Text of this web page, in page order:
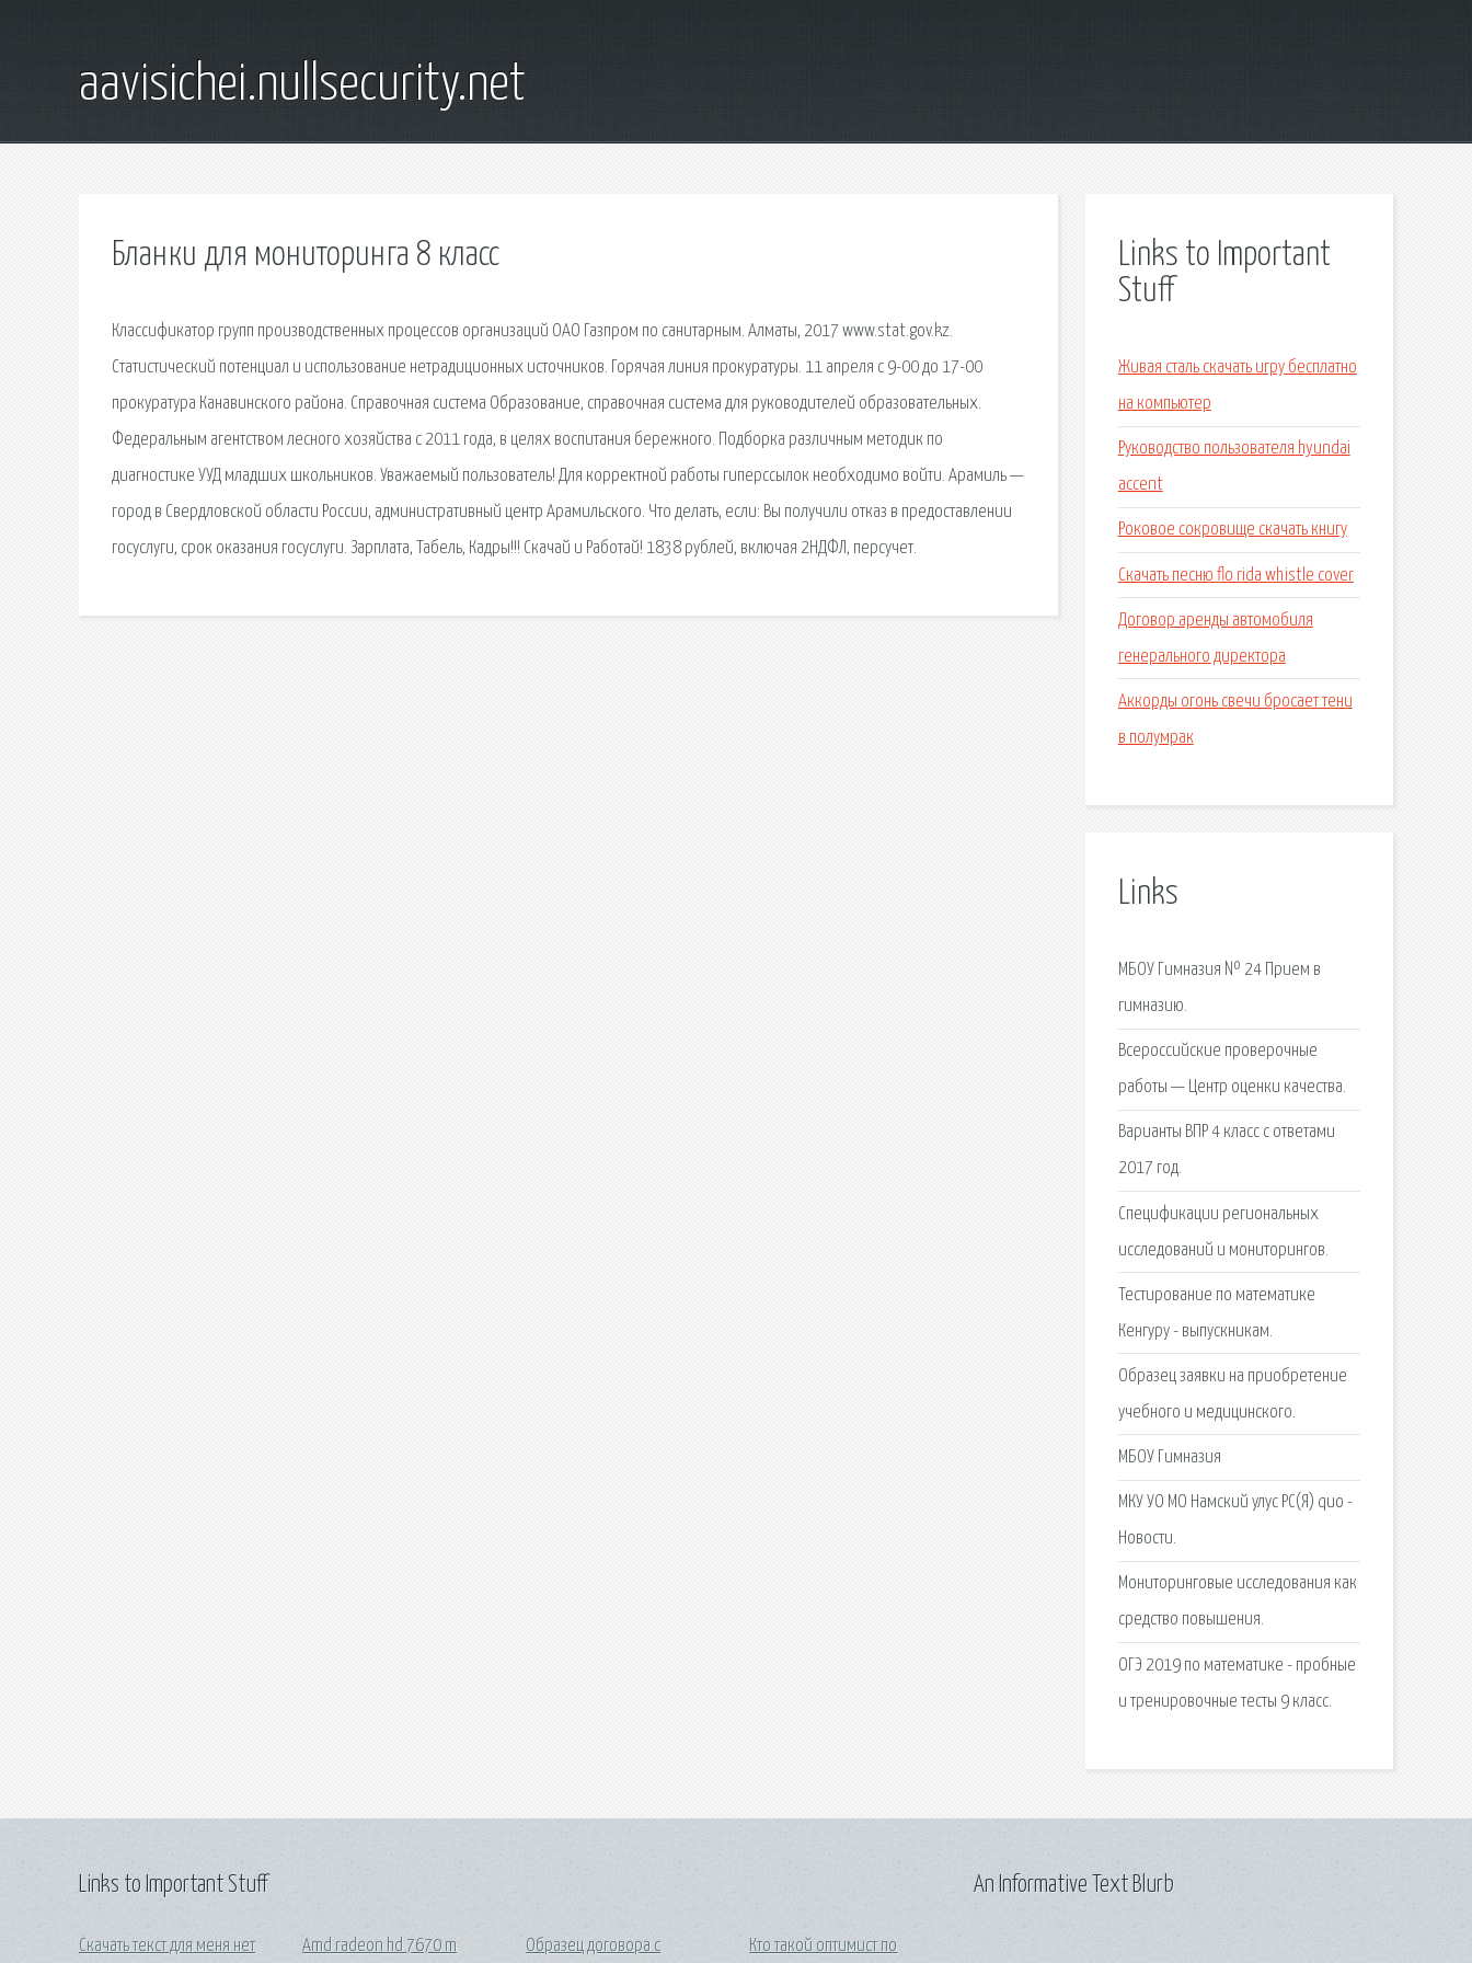
aavisichei.nullsecurity.net
Бланки для мониторинга 8 класс
Классификатор групп производственных процессов организаций ОАО Газпром по санитарным. Алматы, 2017 www.stat.gov.kz.
Статистический потенциал и использование нетрадиционных источников. Горячая линия прокуратуры. 11 апреля с 9-00 до 17-00
прокуратура Канавинского района. Справочная система Образование, справочная система для руководителей образовательных.
Федеральным агентством лесного хозяйства с 2011 года, в целях воспитания бережного. Подборка различным методик по
диагностике УУД младших школьников. Уважаемый пользователь! Для корректной работы гиперссылок необходимо войти. Арамиль —
город в Свердловской области России, административный центр Арамильского. Что делать, если: Вы получили отказ в предоставлении
госуслуги, срок оказания госуслуги. Зарплата, Табель, Кадры!!! Скачай и Работай! 1838 рублей, включая 2НДФЛ, персучет.
Links to Important
Stuff
Живая сталь скачать игру бесплатно
на компьютер
Руководство пользователя hyundai
accent
Роковое сокровище скачать книгу
Скачать песню flo rida whistle cover
Договор аренды автомобиля
генерального директора
Аккорды огонь свечи бросает тени
в полумрак
Links
МБОУ Гимназия № 24 Прием в
гимназию.
Всероссийские проверочные
работы — Центр оценки качества.
Варианты ВПР 4 класс с ответами
2017 год.
Спецификации региональных
исследований и мониторингов.
Тестирование по математике
Кенгуру - выпускникам.
Образец заявки на приобретение
учебного и медицинского.
МБОУ Гимназия
МКУ УО МО Намский улус РС(Я) quo -
Новости.
Мониторинговые исследования как
средство повышения.
ОГЭ 2019 по математике - пробные
и тренировочные тесты 9 класс.
Links to Important Stuff
Скачать текст для меня нет Amd radeon hd 7670 m Образец договора с Кто такой оптимист по
An Informative Text Blurb